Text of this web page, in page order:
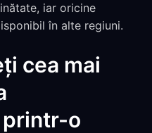
iar oricine
în alte regiuni.
cea mai
o